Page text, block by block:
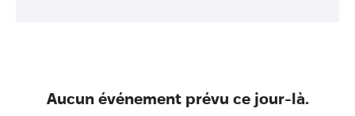
Aucun événement prévu ce jour-là.